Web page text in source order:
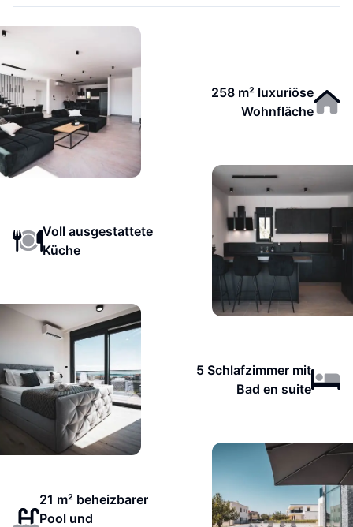
258 m² luxuriöse
Wohnfläche
Voll ausgestattete
Küche
5 Schlafzimmer mit
Bad en suite
21 m² beheizbarer
Pool und